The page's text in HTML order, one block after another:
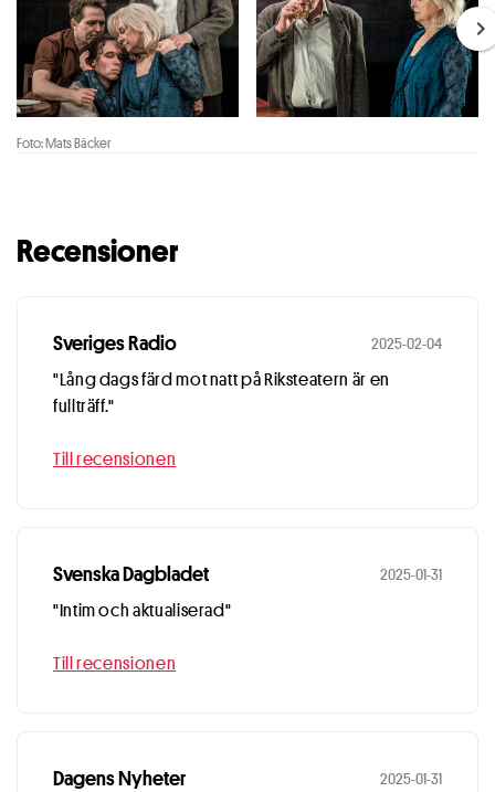
Foto: Mats Bäcker
Recensioner
Sveriges Radio 2025-02-04
"Lång dags färd mot natt på Riksteatern är en
fullträff."
Till recensionen
Svenska Dagbladet 2025-01-31
"Intim och aktualiserad"
Till recensionen
Dagens Nyheter 2025-01-31